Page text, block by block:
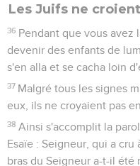
Les Juifs ne
36 Pendant que vous avez
devenir des enfants de
s'en alla et se cacha loin
37 Malgré tous les signes
eux, ils ne croyaient pas
38 Ainsi s'accomplit la
Esaïe : Seigneur, qui a
bras du Seigneur a-t-il été